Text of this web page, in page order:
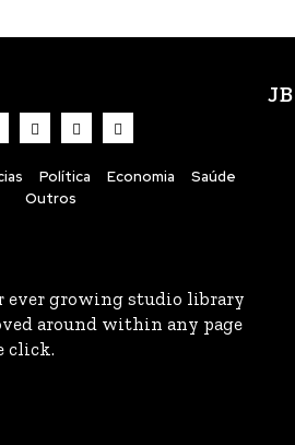
Política Economia
Saúde
Outros
ever growing studio library
around within any page
click.